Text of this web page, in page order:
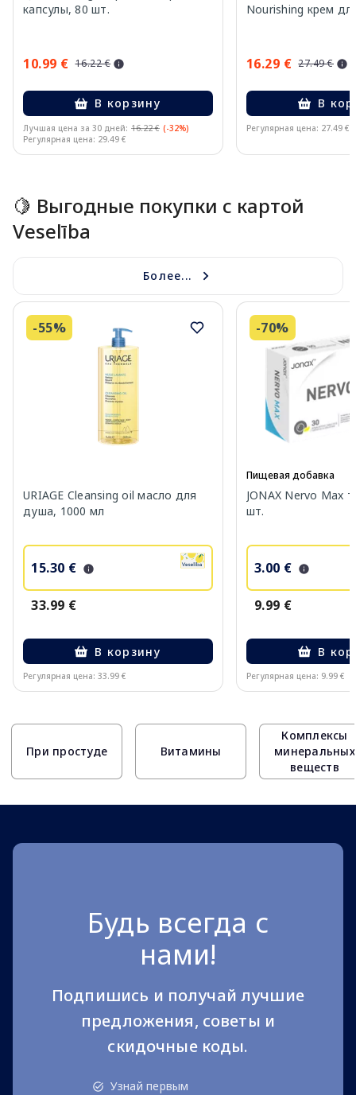
капсулы, 80 шт.
10.99 € 16.22 €
В корзину
Лучшая цена за 30 дней: 16.22 € (-32%)
Регулярная цена: 29.49 €
Nourishing крем
16.29 € 27.49 €
В
Регулярная цена: 27.49 €
🍋 Выгодные покупки с картой
Veselība
Более...
-55%
URIAGE Cleansing oil масло для
душа, 1000 мл
15.30 €
33.99 €
В корзину
Регулярная цена: 33.99 €
-70%
Пищевая добавка
JONAX Nervo Max
шт.
3.00 €
9.99 €
В
Регулярная цена: 9.99 €
При простуде Витамины
Комплексы
минеральных
веществ
Будь всегда с
нами!
Подпишись и получай лучшие
предложения, советы и
скидочные коды.
Узнай первым